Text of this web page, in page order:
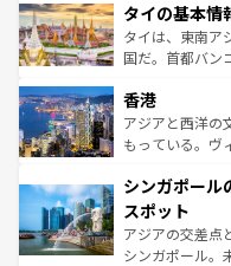
リティに包まれ
覧を参照してほ
急速な発展と共
ーチミン市のフ
醸し出している
とつ。フォーや
ひ現地で味わい
が旅行者を迎え
参照してほしい
タイの基本情
タイは、東南ア
国だ。首都バン
の活気が交差し
帯で自然と触れ
いビーチでリゾ
激する。気候は
が待っている。
た文化、そして
ける。 な
香港
アジアと西洋の
もっている。ヴ
み、どこを訪れ
ており、効率よ
うな絶景から文
そう。 なお
シンガポール
スポット
アジアの交差点
シンガポール。